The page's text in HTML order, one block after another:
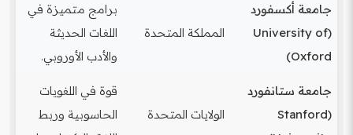
جامعة أكسفورد
(University of
Oxford)
المملكة المتحدة
برامج متميزة في
اللغات الحديثة
والأدب الأوروبي.
جامعة ستانفورد
(Stanford
الولايات المتحدة
قوة في اللغويات
الحاسوبية وربط